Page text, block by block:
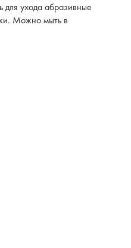
для ухода абразивные
Можно мыть в